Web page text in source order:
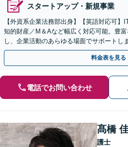
スタートアップ・新規事業
【外資系企業法務部出身】【英語対応可】
知的財産／M＆Aなど幅広く対応可能。豊
し、企業活動のあらゆる場面でサポートし
電話相談無料】
料金表を見る
電話でお問い合わせ
髙橋
護士